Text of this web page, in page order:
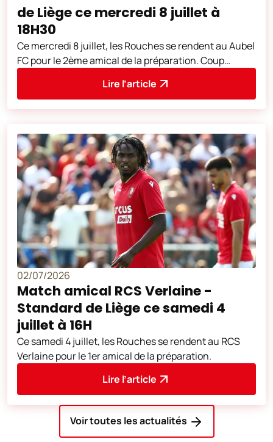
de Liège ce mercredi 8 juillet à
18H30
Ce mercredi 8 juillet, les Rouches se rendent au Aubel
FC pour le 2ème amical de la préparation. Coup
Lire l’article
02/07/2026
Match amical RCS Verlaine -
Standard de Liège ce samedi 4
juillet à 16H
Ce samedi 4 juillet, les Rouches se rendent au RCS
Verlaine pour le 1er amical de la préparation.
Lire l’article
Voir toutes les actualités